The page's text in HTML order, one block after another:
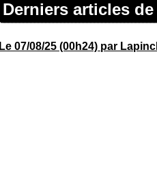
Derniers articles
Le 07/08/25 (00h24) par